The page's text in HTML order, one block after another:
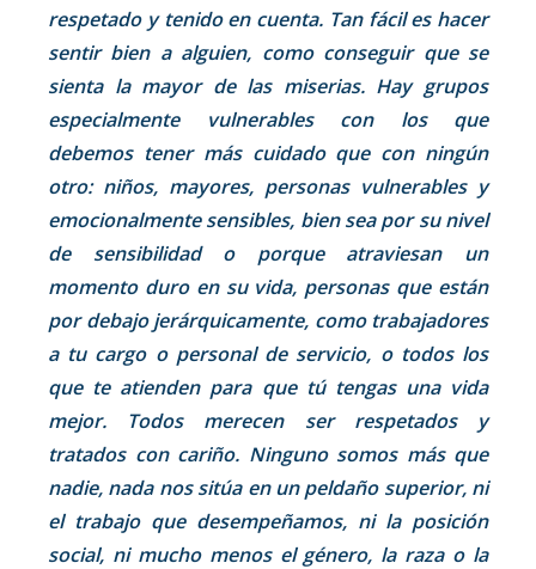
respetado y tenido en cuenta. Tan fácil es hacer
sentir bien a alguien, como conseguir que se
sienta la mayor de las miserias. Hay grupos
especialmente vulnerables con los que
debemos tener más cuidado que con ningún
otro: niños, mayores, personas vulnerables y
emocionalmente sensibles, bien sea por su nivel
de sensibilidad o porque atraviesan un
momento duro en su vida, personas que están
por debajo jerárquicamente, como trabajadores
a tu cargo o personal de servicio, o todos los
que te atienden para que tú tengas una vida
mejor. Todos merecen ser respetados y
tratados con cariño. Ninguno somos más que
nadie, nada nos sitúa en un peldaño superior, ni
el trabajo que desempeñamos, ni la posición
social, ni mucho menos el género, la raza o la